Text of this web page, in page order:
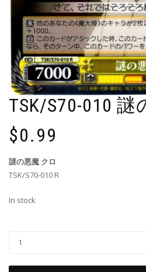
TSK/S70-010 謎
$0.99
謎の悪魔 クロ
TSK/S70-010 R
In stock